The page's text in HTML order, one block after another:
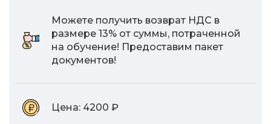
Можете получить возврат НДС в
размере 13% от суммы, потраченной
на обучение! Предоставим пакет
документов!
Цена: 4200 ₽